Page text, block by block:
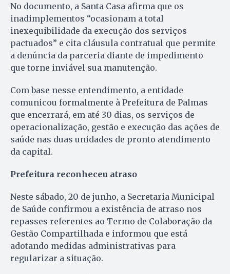
No documento, a Santa Casa afirma que os
inadimplementos “ocasionam a total
inexequibilidade da execução dos serviços
pactuados” e cita cláusula contratual que permite
a denúncia da parceria diante de impedimento
que torne inviável sua manutenção.
Com base nesse entendimento, a entidade
comunicou formalmente à Prefeitura de Palmas
que encerrará, em até 30 dias, os serviços de
operacionalização, gestão e execução das ações de
saúde nas duas unidades de pronto atendimento
da capital.
Prefeitura reconheceu atraso
Neste sábado, 20 de junho, a Secretaria Municipal
de Saúde confirmou a existência de atraso nos
repasses referentes ao Termo de Colaboração da
Gestão Compartilhada e informou que está
adotando medidas administrativas para
regularizar a situação.